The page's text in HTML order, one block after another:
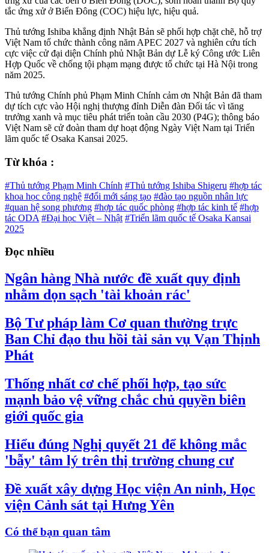
tắc ứng xử ở Biển Đông (COC) hiệu lực, hiệu quả.
Thủ tướng Ishiba khẳng định Nhật Bản sẽ phối hợp chặt chẽ, hỗ trợ
Việt Nam tổ chức thành công năm APEC 2027 và nghiên cứu tích
cực việc cử đại diện Chính phủ Nhật Bản dự Lễ ký Công ước Liên
Hợp Quốc về chống tội phạm mạng được tổ chức tại Hà Nội trong
năm 2025.
Thủ tướng Chính phủ Phạm Minh Chính cảm ơn Nhật Bản đã tham
dự tích cực vào Hội nghị thượng đỉnh Diễn đàn Đối tác vì tăng
trưởng xanh và mục tiêu phát triển toàn cầu 2030 (P4G); thông báo
Việt Nam sẽ cử đoàn tham dự hoạt động Ngày Việt Nam tại Triển
lãm quốc tế Osaka Kansai 2025.
Từ khóa :
#Thủ tướng Phạm Minh Chính #Thủ tướng Ishiba Shigeru #hợp tác
khoa học công nghệ #đổi mới sáng tạo #đào tạo nguồn nhân lực
#quan hệ song phương #hợp tác quốc phòng #hợp tác kinh tế #hợp
tác ODA #Đại học Việt – Nhật #Triển lãm quốc tế Osaka Kansai
2025
Đọc nhiều
Ngân hàng Nhà nước đề xuất quy định
nhằm dọn sạch 'tài khoản rác'
Bộ Tư pháp làm Cơ quan thường trực
Ban Chỉ đạo thu hồi tài sản vụ Vạn Thịnh
Phát
Thống nhất cơ chế phối hợp, tạo sức
mạnh bảo vệ vững chắc chủ quyền biên
giới quốc gia
Hiểu đúng Nghị quyết 21 để không mắc
'bẫy' tâm lý trên thị trường chung cư
Đề xuất xây dựng Học viện An ninh, Học
viện Cảnh sát tại Hưng Yên
Có thể bạn quan tâm